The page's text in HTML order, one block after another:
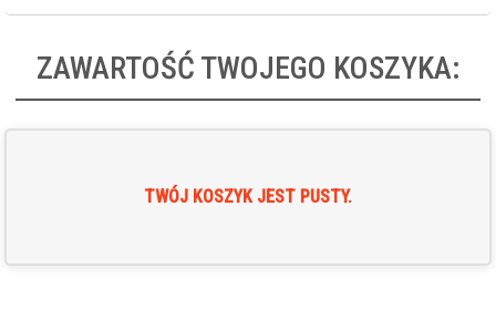
ZAWARTOŚĆ TWOJEGO KOSZYKA:
TWÓJ KOSZYK JEST PUSTY.